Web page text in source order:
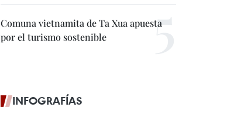
Comuna vietnamita de Ta Xua apuesta
por el turismo sostenible
INFOGRAFÍAS